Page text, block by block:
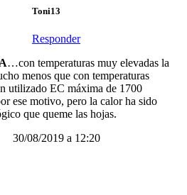
Toni13
Responder
…con temperaturas muy elevadas la
menos que con temperaturas
utilizado EC máxima de 1700
ese motivo, pero la calor ha sido
que queme las hojas.
30/08/2019 a 12:20